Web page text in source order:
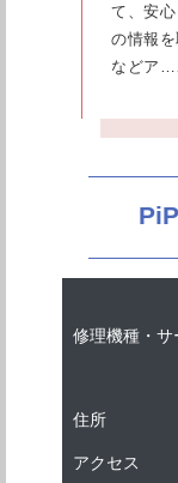
て、安
の情報
などア
修理機種・サ
住所
アクセス